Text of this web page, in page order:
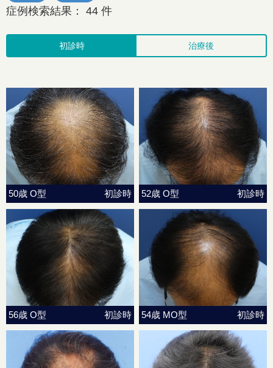
症例検索結果： 44 件
初診時 治療後
50歳 O型 初診時 52歳 O型 初診時
56歳 O型 初診時 54歳 MO型 初診時